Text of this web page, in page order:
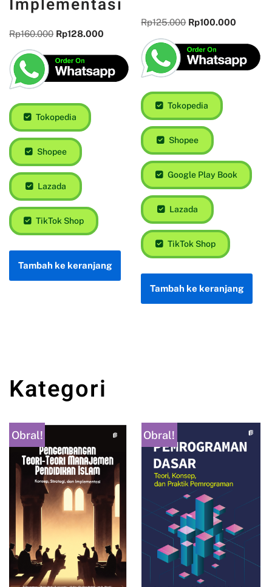
Implementasi
Rp160.000 Rp128.000
Tokopedia
Shopee
Lazada
TikTok Shop
Tambah ke keranjang
Gender
Studies
Rp125.000
Tokopedia
Shopee
Google Play Book
Kategori
Obral!